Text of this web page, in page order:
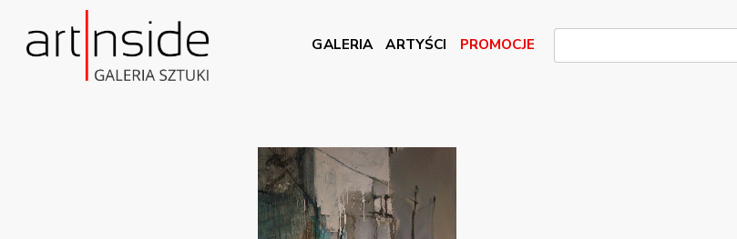
GALERIA ARTYŚCI PROMOCJE